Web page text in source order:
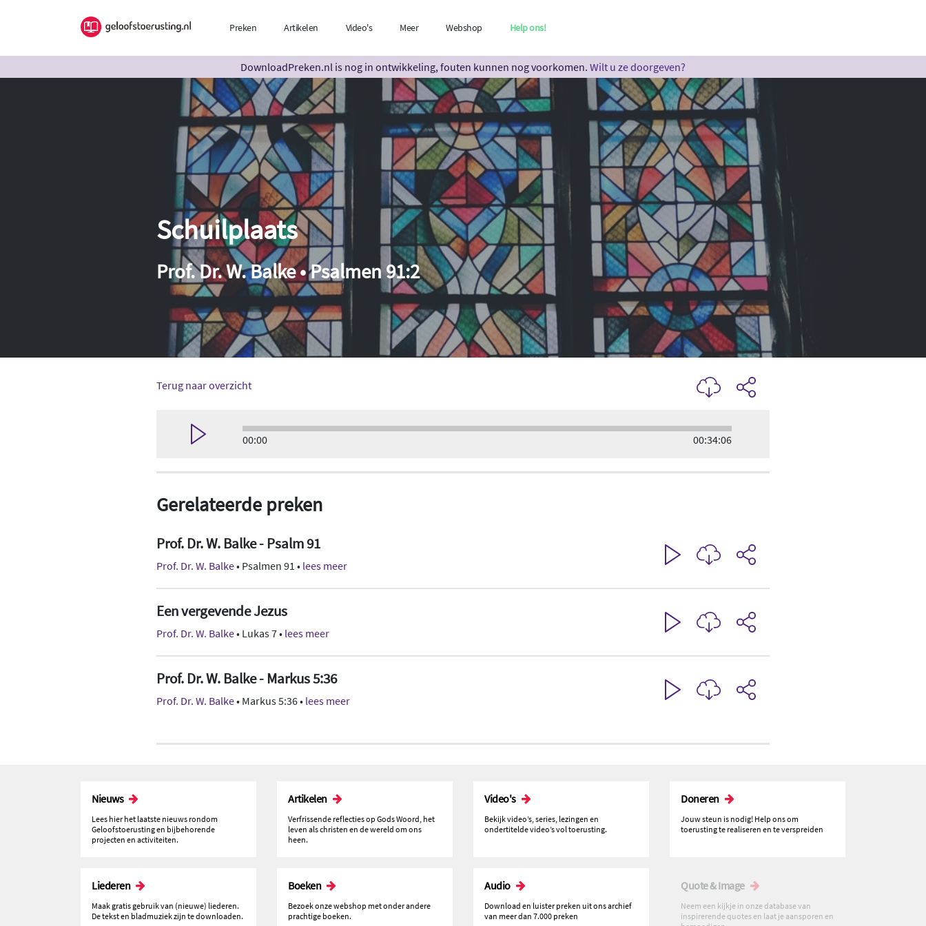
Preken Artikelen Video's Meer Webshop Help ons!
DownloadPreken.nl is nog in ontwikkeling, fouten kunnen nog voorkomen. Wilt u ze doorgeven?
Schuilplaats
Prof. Dr. W. Balke • Psalmen 91:2
Terug naar overzicht
00:00 00:34:06
Gerelateerde preken
Prof. Dr. W. Balke - Psalm 91
Prof. Dr. W. Balke• Psalmen 91 • lees meer
Een vergevende Jezus
Prof. Dr. W. Balke• Lukas 7 • lees meer
Prof. Dr. W. Balke - Markus 5:36
Prof. Dr. W. Balke• Markus 5:36 • lees meer
Nieuws
Lees hier het laatste nieuws rondom
Geloofstoerusting en bijbehorende
projecten en activiteiten.
Artikelen
Verfrissende reflecties op Gods Woord, het
leven als christen en de wereld om ons
heen.
Video's
Bekijk video’s, series, lezingen en
ondertitelde video’s vol toerusting.
Doneren
Jouw steun is nodig! Help ons om
toerusting te realiseren en te verspreiden
Liederen
Maak gratis gebruik van (nieuwe) liederen.
De tekst en bladmuziek zijn te downloaden.
Boeken
Bezoek onze webshop met onder andere
prachtige boeken.
Audio
Download en luister preken uit ons archief
van meer dan 7.000 preken
Quote & Image
Neem een kijkje in onze database van
inspirerende quotes en laat je aansporen en